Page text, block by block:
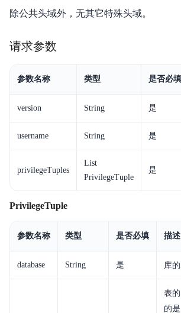
除公共头域外，无其它特殊头域。
请求参数
参数名称 类型 是否必填
version String 是
username String 是
privilegeTuples
List
PrivilegeTuple
是
PrivilegeTuple
参数名称 类型 是否必填 描述
database String 是 库的
表的
的